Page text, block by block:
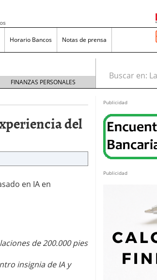
Horario Bancos Notas de prensa
FINANZAS PERSONALES
Buscar en:
del
en IA en
de 200.000 pies
insignia de IA y
Publicidad
Publicidad